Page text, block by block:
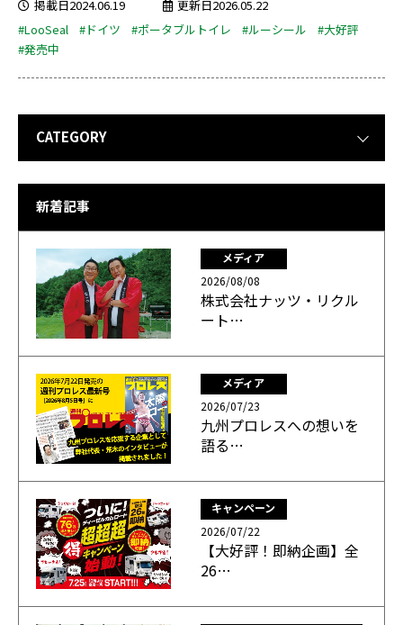
掲載日2024.06.19
更新日2026.05.22
#LooSeal
#ドイツ #ポータブルトイレ #ルーシール
#大好評
#発売中
CATEGORY
新着記事
メディア
2026/08/08
株式会社ナッツ・リクル
ート…
メディア
2026/07/23
九州プロレスへの想いを
語る…
キャンペーン
2026/07/22
【大好評！即納企画】全
26…